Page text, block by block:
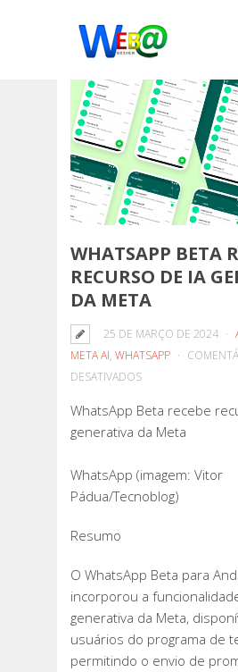
WHATSAPP BETA
RECURSO DE IA
DA META
25 DE MARÇO DE 2024
META AI, WHATSAPP
DESATIVADOSEM
BETA
RECEBE
DE
IA
META
WhatsApp Beta recebe
generativa da Meta
WhatsApp (imagem: Vitor
Pádua/Tecnoblog)
Resumo
O WhatsApp Beta para
incorporou a
generativa da Meta,
usuários do programa de
permitindo o envio de